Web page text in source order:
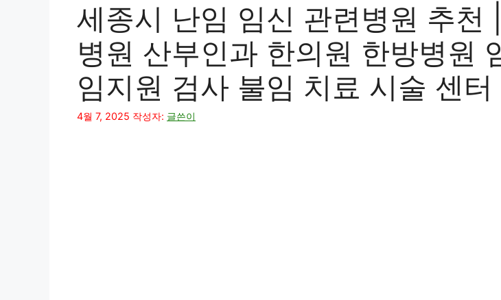
세종시 난임 임신 관련병원 추천
병원 산부인과 한의원 한방병원
임지원 검사 불임 치료 시술 센터
4월 7, 2025 작성자: 글쓴이